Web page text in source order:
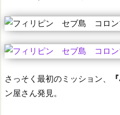
さっそく最初のミッション、
ン屋さん発見。